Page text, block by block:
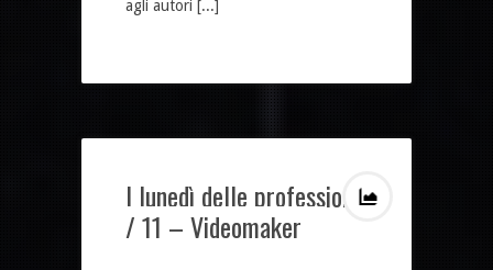
agli autori [...]
I lunedì delle professioni
/ 11 – Videomaker